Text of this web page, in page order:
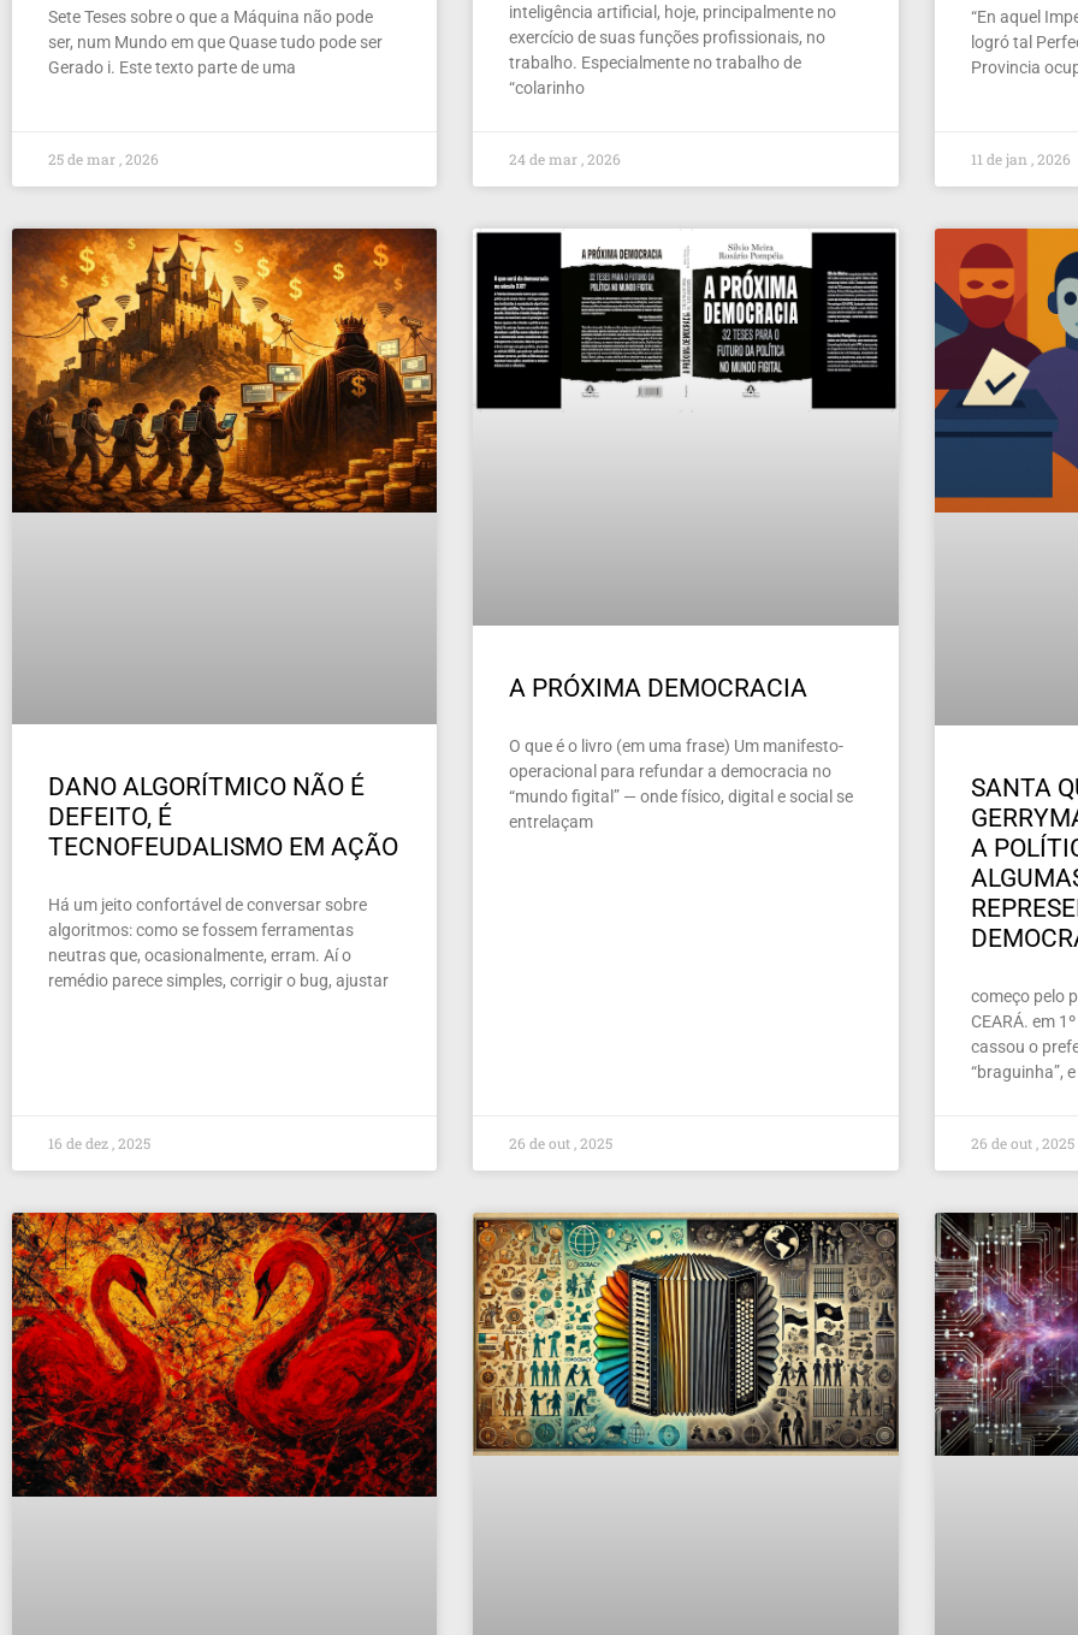
Sete Teses sobre o que a Máquina não pode
ser, num Mundo em que Quase tudo pode ser
Gerado i. Este texto parte de uma
25 de mar , 2026
inteligência artificial, hoje, principalmente no
exercício de suas funções profissionais, no
trabalho. Especialmente no trabalho de
“colarinho
24 de mar , 2026
“En aquel
logró tal
Provincia
11 de jan , 2026
DANO ALGORÍTMICO NÃO É
DEFEITO, É
TECNOFEUDALISMO EM AÇÃO
Há um jeito confortável de conversar sobre
algoritmos: como se fossem ferramentas
neutras que, ocasionalmente, erram. Aí o
remédio parece simples, corrigir o bug, ajustar
16 de dez , 2025
A PRÓXIMA DEMOCRACIA
O que é o livro (em uma frase) Um manifesto-
operacional para refundar a democracia no
“mundo figital” — onde físico, digital e social se
entrelaçam
26 de out , 2025
SANTA
A
começo pelo
CEARÁ. em
cassou o
“braguinha”,
26 de out , 2025